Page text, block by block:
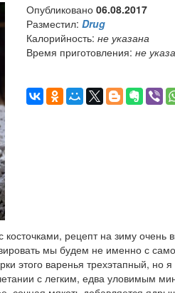
Опубликовано 06.08.2017
Разместил: Drug
Калорийность: не указана
Время приготовления: не
косточками, рецепт на зиму
мы будем не именно с
этого варенья трехэтапный, но я
с легким, едва уловимым